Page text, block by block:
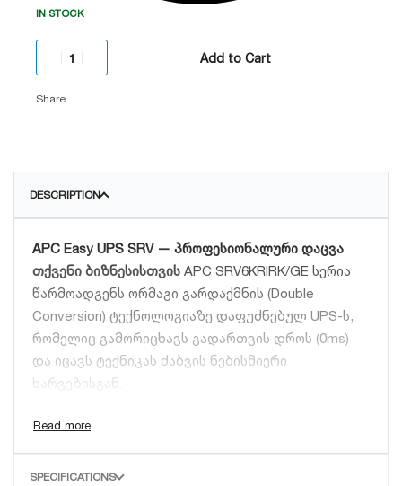
IN STOCK
Add to Cart
Share
DESCRIPTION
APC Easy UPS SRV — პროფესიონალური დაცვა
თქვენი ბიზნესისთვის APC SRV6KRIRK/GE სერია
წარმოადგენს ორმაგი გარდაქმნის (Double
Conversion) ტექნოლოგიაზე დაფუძნებულ UPS-ს,
რომელიც გამორიცხავს გადართვის დროს (0ms)
და იცავს ტექნიკას ძაბვის ნებისმიერი
ხარვეზისგან.
ძირითადი უპირატესობები:
SPECIFICATIONS